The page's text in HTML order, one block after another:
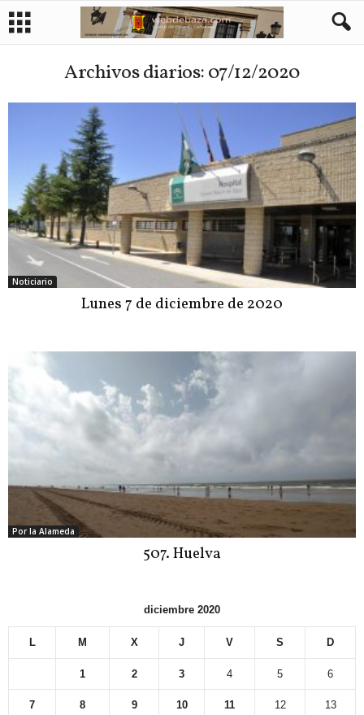
Archivos diarios: 07/12/2020
Noticiario
Lunes 7 de diciembre de 2020
Por la Alameda
507. Huelva
diciembre 2020
L M X J V S D
1 2 3 4 5 6
7 8 9 10 11 12 13